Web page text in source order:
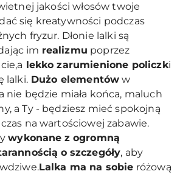
jakości włosów twoje
się kreatywności podczas
fryzur. Dłonie lalki są
im realizmu poprzez
lekko zarumienione policzki
lalki.Dużo elementów w
nie będzie miała końca, maluch
a Ty - będziesz mieć spokojną
na wartościowej zabawie.
wykonane z ogromną
o szczegóły, aby
Lalka ma na sobie różową